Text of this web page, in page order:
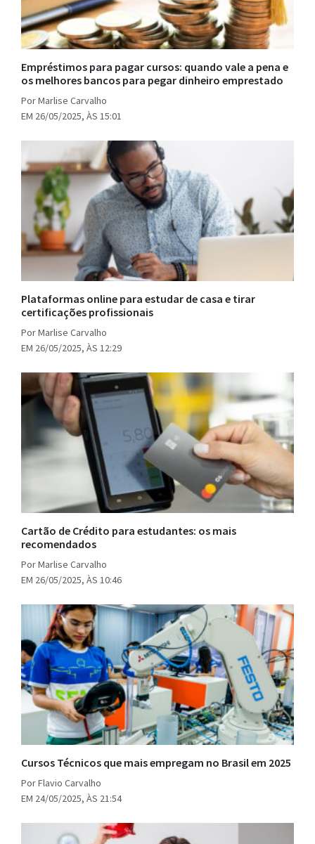
Empréstimos para pagar cursos: quando vale a pena e
os melhores bancos para pegar dinheiro emprestado
Por Marlise Carvalho
EM 26/05/2025, ÀS 15:01
Plataformas online para estudar de casa e tirar
certificações profissionais
Por Marlise Carvalho
EM 26/05/2025, ÀS 12:29
Cartão de Crédito para estudantes: os mais
recomendados
Por Marlise Carvalho
EM 26/05/2025, ÀS 10:46
Cursos Técnicos que mais empregam no Brasil em 2025
Por Flavio Carvalho
EM 24/05/2025, ÀS 21:54